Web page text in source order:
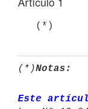
   (*)
(*)Notas:
Este